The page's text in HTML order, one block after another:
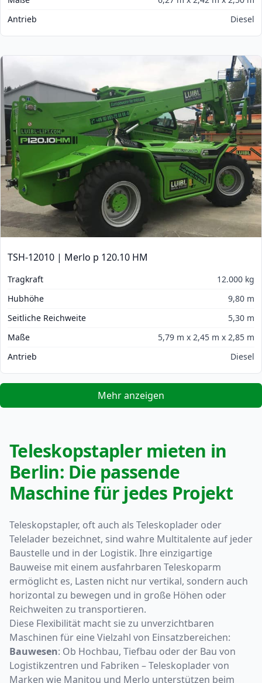
Antrieb
Diesel
TSH-12010 | Merlo p 120.10 HM
Tragkraft
12.000 kg
Hubhöhe
9,80 m
Seitliche Reichweite
5,30 m
Maße
5,79 m x 2,45 m x 2,85 m
Antrieb
Diesel
Mehr anzeigen
Teleskopstapler mieten in
Berlin: Die passende
Maschine für jedes Projekt
Teleskopstapler, oft auch als Teleskoplader oder
Telelader bezeichnet, sind wahre Multitalente auf jeder
Baustelle und in der Logistik. Ihre einzigartige
Bauweise mit einem ausfahrbaren Teleskoparm
ermöglicht es, Lasten nicht nur vertikal, sondern auch
horizontal zu bewegen und in große Höhen oder
Reichweiten zu transportieren.
Diese Flexibilität macht sie zu unverzichtbaren
Maschinen für eine Vielzahl von Einsatzbereichen:
Bauwesen: Ob Hochbau, Tiefbau oder der Bau von
Logistikzentren und Fabriken – Teleskoplader von
Marken wie Manitou und Merlo unterstützen beim